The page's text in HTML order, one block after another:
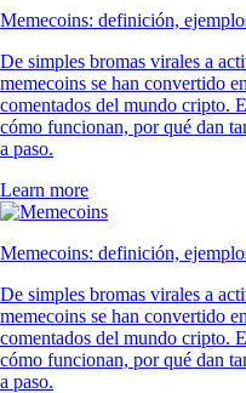
Memecoins: definición,
De simples bromas virales a
memecoins se han convertido
comentados del mundo cripto.
cómo funcionan, por qué dan
a paso.
Learn more
Memecoins: definición,
De simples bromas virales a
memecoins se han convertido
comentados del mundo cripto.
cómo funcionan, por qué dan
a paso.